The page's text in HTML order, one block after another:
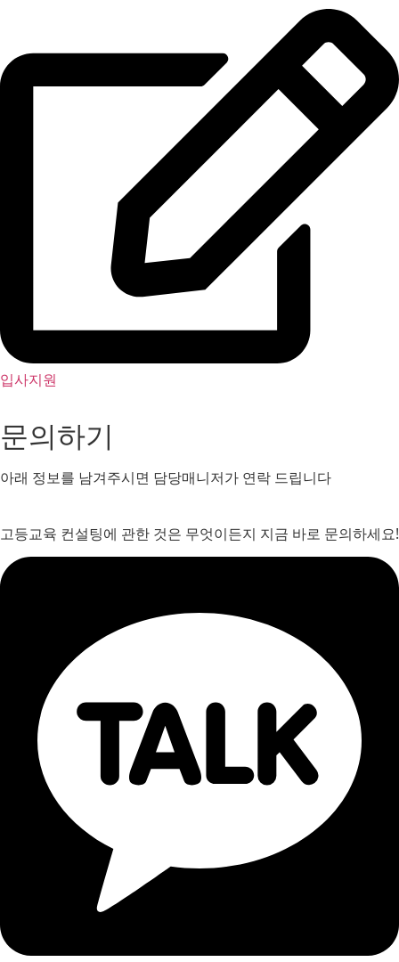
입사지원
문의하기
아래 정보를 남겨주시면 담당매니저가 연락 드립니다
고등교육 컨설팅에 관한 것은 무엇이든지 지금 바로 문의하세요!